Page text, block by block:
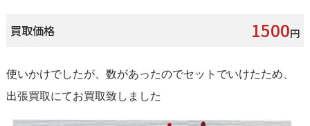
買取価格 1500円
使いかけでしたが、数があったのでセットでいけたため、
出張買取にてお買取致しました